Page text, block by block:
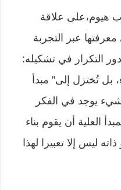
هيوم،على علاقة
عبر التجربة
دور التكرار في تشكيله:
بل تُختزل إلى” مبدأ
شيء يوجد في الفكر
العلية أن يقوم بناء
ليس إلا تعبيرا لهذا